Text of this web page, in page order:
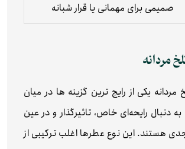
صمیمی برای مهمانی یا قرار شبانه
مردانه
مردانه یکی از رایج‌ ترین گزینه ها در میان
دنبال رایحه‌ای خاص، تاثیرگذار و در عین
هستند. این نوع عطرها اغلب ترکیبی از